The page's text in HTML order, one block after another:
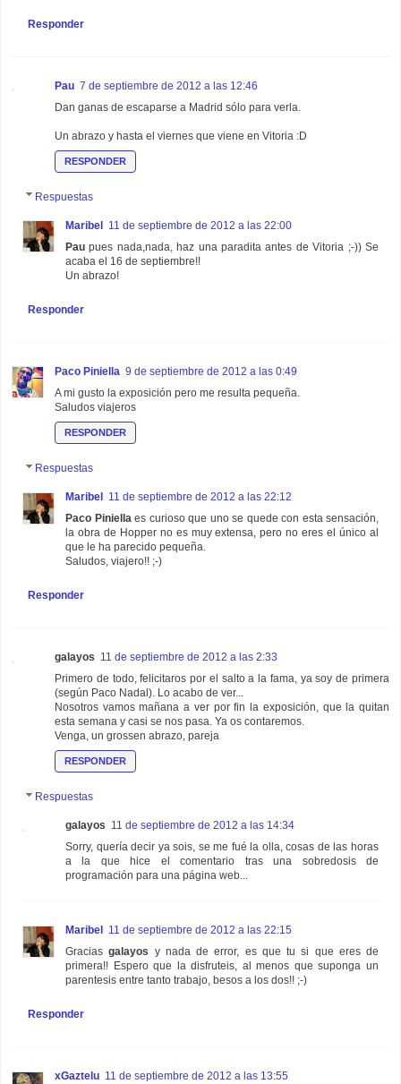
Responder
Pau 7 de septiembre de 2012 a las 12:46
Dan ganas de escaparse a Madrid sólo para verla.
Un abrazo y hasta el viernes que viene en Vitoria :D
RESPONDER
Respuestas
Maribel
11 de septiembre de 2012 a las 22:00
Pau pues nada,nada, haz una paradita antes de Vitoria ;-)) Se
acaba el 16 de septiembre!!
Un abrazo!
Responder
Paco Piniella 9 de septiembre de 2012 a las 0:49
A mi gusto la exposición pero me resulta pequeña.
Saludos viajeros
RESPONDER
Respuestas
Maribel
11 de septiembre de 2012 a las 22:12
Paco Piniellaes curioso que uno se quede con esta sensación,
la obra de Hopper no es muy extensa, pero no eres el único al
que le ha parecido pequeña.
Saludos, viajero!! ;-)
Responder
galayos 11 de septiembre de 2012 a las 2:33
Primero de todo, felicitaros por el salto a la fama, ya soy de primera
(según Paco Nadal). Lo acabo de ver...
Nosotros vamos mañana a ver por fin la exposición, que la quitan
esta semana y casi se nos pasa. Ya os contaremos.
Venga, un grossen abrazo, pareja
RESPONDER
Respuestas
galayos 11 de septiembre de 2012 a las 14:34
Sorry, quería decir ya sois, se me fué la olla, cosas de las horas
a la que hice el comentario tras una sobredosis de
programación para una página web...
Maribel
11 de septiembre de 2012 a las 22:15
Graciasgalayos y nada de error, es que tu si que eres de
primera!! Espero que la disfruteis, al menos que suponga un
parentesis entre tanto trabajo, besos a los dos!! ;-)
Responder
xGaztelu 11 de septiembre de 2012 a las 13:55